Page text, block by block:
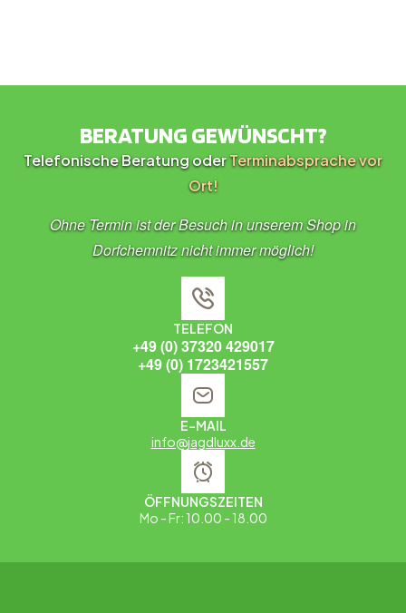
BERATUNG GEWÜNSCHT?
Telefonische Beratung oderTerminabsprache vor
Ort!
Ohne Termin ist der Besuch in unserem Shop in
Dorfchemnitz nicht immer möglich!
TELEFON
+49 (0) 37320 429017
+49 (0) 1723421557
E-MAIL
info@jagdluxx.de
ÖFFNUNGSZEITEN
Mo - Fr: 10.00 - 18.00